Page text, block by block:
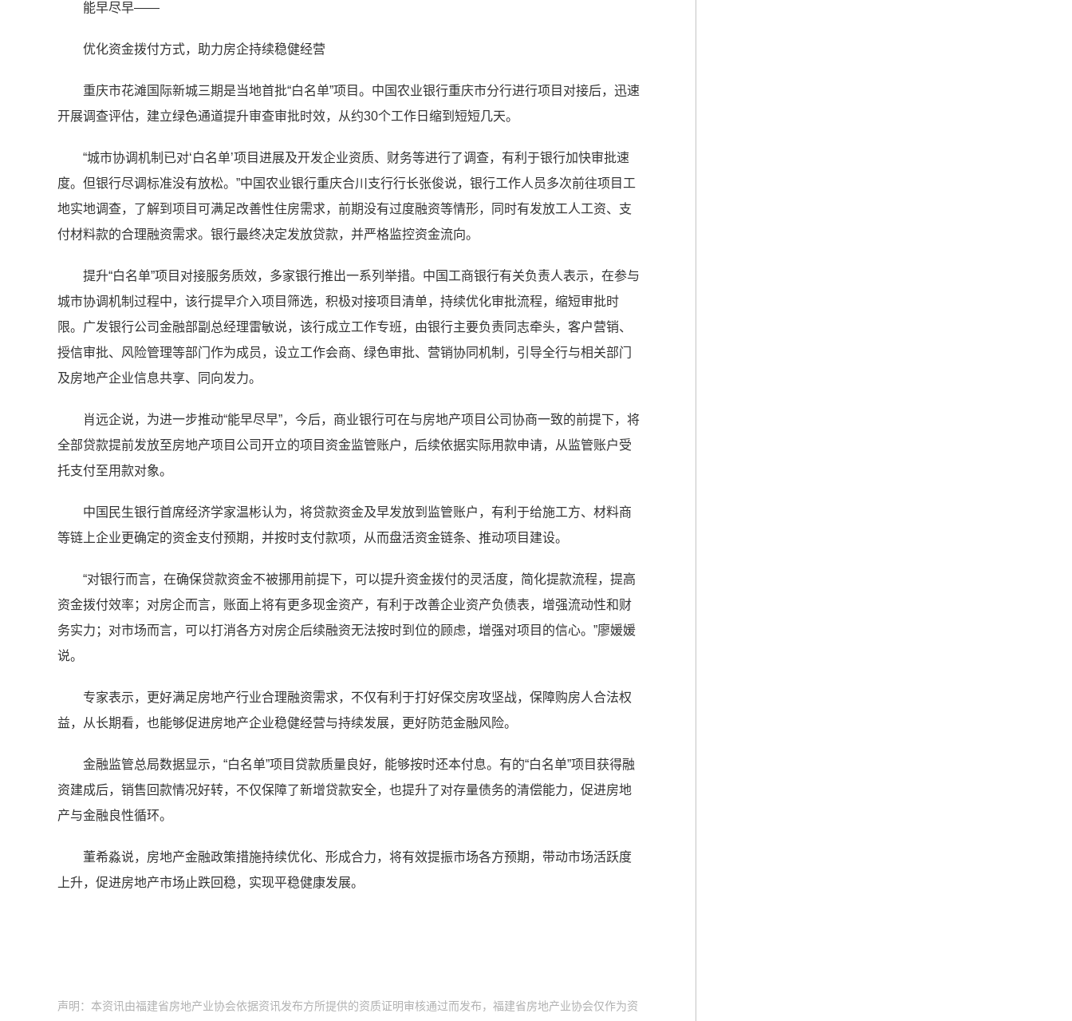
能早尽早——
优化资金拨付方式，助力房企持续稳健经营
重庆市花滩国际新城三期是当地首批“白名单”项目。中国农业银行重庆市分行进行项目对接后，迅速
开展调查评估，建立绿色通道提升审查审批时效，从约30个工作日缩到短短几天。
“城市协调机制已对‘白名单’项目进展及开发企业资质、财务等进行了调查，有利于银行加快审批速
度。但银行尽调标准没有放松。”中国农业银行重庆合川支行行长张俊说，银行工作人员多次前往项目工
地实地调查，了解到项目可满足改善性住房需求，前期没有过度融资等情形，同时有发放工人工资、支
付材料款的合理融资需求。银行最终决定发放贷款，并严格监控资金流向。
提升“白名单”项目对接服务质效，多家银行推出一系列举措。中国工商银行有关负责人表示，在参与
城市协调机制过程中，该行提早介入项目筛选，积极对接项目清单，持续优化审批流程，缩短审批时
限。广发银行公司金融部副总经理雷敏说，该行成立工作专班，由银行主要负责同志牵头，客户营销、
授信审批、风险管理等部门作为成员，设立工作会商、绿色审批、营销协同机制，引导全行与相关部门
及房地产企业信息共享、同向发力。
肖远企说，为进一步推动“能早尽早”，今后，商业银行可在与房地产项目公司协商一致的前提下，将
全部贷款提前发放至房地产项目公司开立的项目资金监管账户，后续依据实际用款申请，从监管账户受
托支付至用款对象。
中国民生银行首席经济学家温彬认为，将贷款资金及早发放到监管账户，有利于给施工方、材料商
等链上企业更确定的资金支付预期，并按时支付款项，从而盘活资金链条、推动项目建设。
“对银行而言，在确保贷款资金不被挪用前提下，可以提升资金拨付的灵活度，简化提款流程，提高
资金拨付效率；对房企而言，账面上将有更多现金资产，有利于改善企业资产负债表，增强流动性和财
务实力；对市场而言，可以打消各方对房企后续融资无法按时到位的顾虑，增强对项目的信心。”廖媛媛
说。
专家表示，更好满足房地产行业合理融资需求，不仅有利于打好保交房攻坚战，保障购房人合法权
益，从长期看，也能够促进房地产企业稳健经营与持续发展，更好防范金融风险。
金融监管总局数据显示，“白名单”项目贷款质量良好，能够按时还本付息。有的“白名单”项目获得融
资建成后，销售回款情况好转，不仅保障了新增贷款安全，也提升了对存量债务的清偿能力，促进房地
产与金融良性循环。
董希淼说，房地产金融政策措施持续优化、形成合力，将有效提振市场各方预期，带动市场活跃度
上升，促进房地产市场止跌回稳，实现平稳健康发展。
声明：本资讯由福建省房地产业协会依据资讯发布方所提供的资质证明审核通过而发布，福建省房地产业协会仅作为资